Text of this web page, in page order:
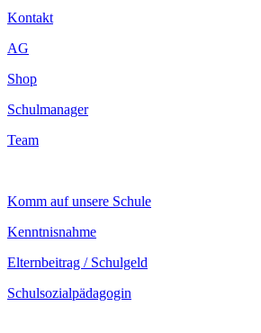
Kontakt
AG
Shop
Schulmanager
Team
Komm auf unsere Schule
Kenntnisnahme
Elternbeitrag / Schulgeld
Schulsozialpädagogin